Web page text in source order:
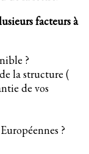
facteurs à
?
la structure (
de vos
?